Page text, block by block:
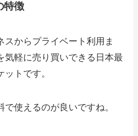
特徴
スからプライベート利用ま
気軽に売り買いできる日本最
トです。
使えるのが良いですね。